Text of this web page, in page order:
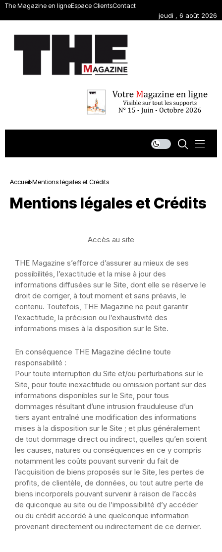
The Magazine en ligneEspace ClientsContact
jeudi , 6 août 2026
Accueil Mentions légales et Crédits
Mentions légales et Crédits
Accès au site
THE Magazine s’efforce d’assurer au mieux de ses
possibilités, l’exactitude et la mise à jour des
informations diffusées sur le Site, dont elle se réserve le
droit de corriger, à tout moment et sans préavis, le
contenu. Toutefois, THE Magazine ne peut garantir
l’exactitude, la précision ou l’exhaustivité des
informations mises à la disposition sur le Site.
En conséquence THE Magazine décline toute
responsabilité :
Pour toute interruption du Site et/ou perturbations sur le
Site, pour toute inexactitude ou omission portant sur des
informations disponibles sur le Site, pour tous
dommages résultant d’une intrusion frauduleuse d’un
tiers ayant entraîné une modification des informations
mises à la disposition sur le Site ; et plus généralement
de tout dommage direct ou indirect, quelles qu’en soient
les causes, natures ou conséquences en ce y compris
notamment les coûts pouvant survenir du fait de
l’acquisition de biens proposés sur le Site, les pertes de
profits, de clientèle, de données, ou tout autre perte de
biens incorporels pouvant survenir à raison de l’accès
de quiconque au site ou de l’impossibilité d’y accéder
ou du crédit accordé à une quelconque information
provenant directement ou indirectement de ce dernier.